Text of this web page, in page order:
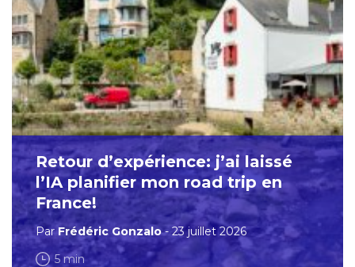
Retour d’expérience: j’ai laissé
l’IA planifier mon road trip en
France!
Par Frédéric Gonzalo- 23 juillet 2026
5 min